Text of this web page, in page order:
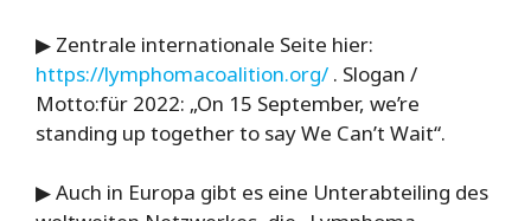
▶ Zentrale internationale Seite hier:
https://lymphomacoalition.org/ . Slogan /
Motto:für 2022: „On 15 September, we’re
standing up together to say We Can’t Wait“.
▶ Auch in Europa gibt es eine Unterabteiling des